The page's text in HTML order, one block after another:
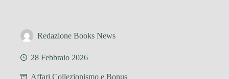
Redazione Books News
28 Febbraio 2026
Affari Collezionismo e Bonus